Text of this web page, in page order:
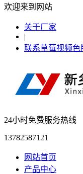
欢迎来到网站
关于厂家
|
联系草莓视频色
24小时免费服务热线
13782587121
网站首页
产品中心